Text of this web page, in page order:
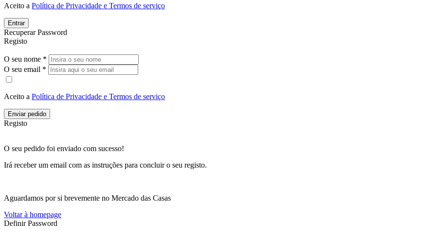
Aceito a Política de Privacidade e Termos de serviço
Entrar
Recuperar Password
Registo
O seu nome *
O seu email *
Aceito a Política de Privacidade e Termos de serviço
Enviar pedido
Registo
O seu pedido foi enviado com sucesso!
Irá receber um email com as instruções para concluir o seu registo.
Aguardamos por si brevemente no Mercado das Casas
Voltar à homepage
Definir Password